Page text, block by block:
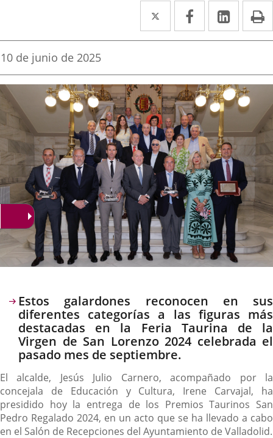
Twitter
Enlace
a
aplicación
externa.
Facebook
Enlace
a
aplicación
externa.
Enlace
a
Fecha
la
noticia
10 de junio de 2025
Descripción
Estos galardones reconocen en sus
diferentes categorías a las figuras más
destacadas en la Feria Taurina de la
Virgen de San Lorenzo 2024 celebrada el
pasado mes de septiembre.
El alcalde, Jesús Julio Carnero, acompañado por la
concejala de Educación y Cultura, Irene Carvajal, ha
presidido hoy la entrega de los Premios Taurinos San
Pedro Regalado 2024, en un acto que se ha llevado a cabo
en el Salón de Recepciones del Ayuntamiento de Valladolid.